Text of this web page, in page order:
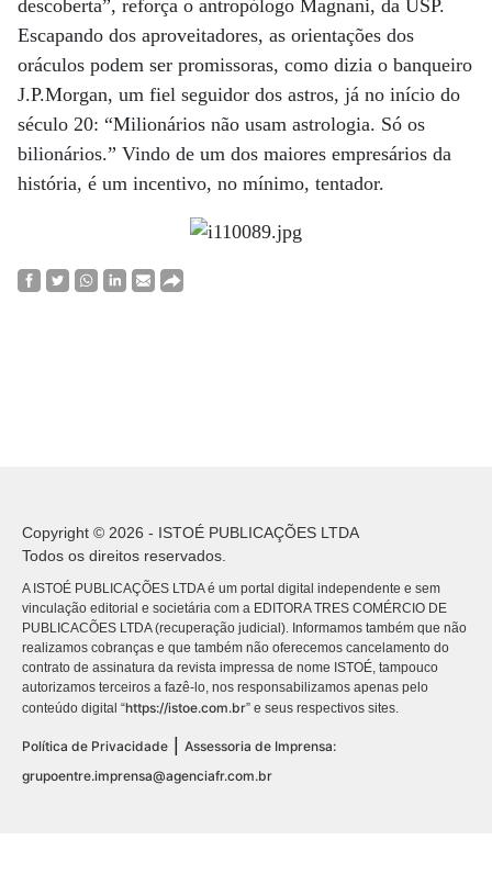
descoberta”, reforça o antropólogo Magnani, da USP.
Escapando dos aproveitadores, as orientações dos
oráculos podem ser promissoras, como dizia o banqueiro
J.P.Morgan, um fiel seguidor dos astros, já no início do
século 20: “Milionários não usam astrologia. Só os
bilionários.” Vindo de um dos maiores empresários da
história, é um incentivo, no mínimo, tentador.
Copyright © 2026 - ISTOÉ PUBLICAÇÕES LTDA
Todos os direitos reservados.
A ISTOÉ PUBLICAÇÕES LTDA é um portal digital independente e sem
vinculação editorial e societária com a EDITORA TRES COMÉRCIO DE
PUBLICACÕES LTDA (recuperação judicial). Informamos também que não
realizamos cobranças e que também não oferecemos cancelamento do
contrato de assinatura da revista impressa de nome ISTOÉ, tampouco
autorizamos terceiros a fazê-lo, nos responsabilizamos apenas pelo
conteúdo digital “https://istoe.com.br” e seus respectivos sites.
Política de Privacidade
Assessoria de Imprensa:
grupoentre.imprensa@agenciafr.com.br